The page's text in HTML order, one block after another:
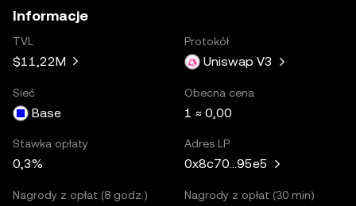
Informacje
TVL
$11,22M
Protokół
Uniswap V3
Sieć
Base
Obecna cena
1 ≈ 0,00
Stawka opłaty
0,3%
Adres LP
0x8c70...95e5
Nagrody z opłat (8 godz.) Nagrody z opłat (30 min)